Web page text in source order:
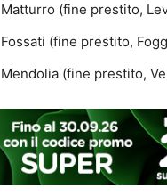
Matturro (fine prestito,
Fossati (fine prestito,
Mendolia (fine prestito,